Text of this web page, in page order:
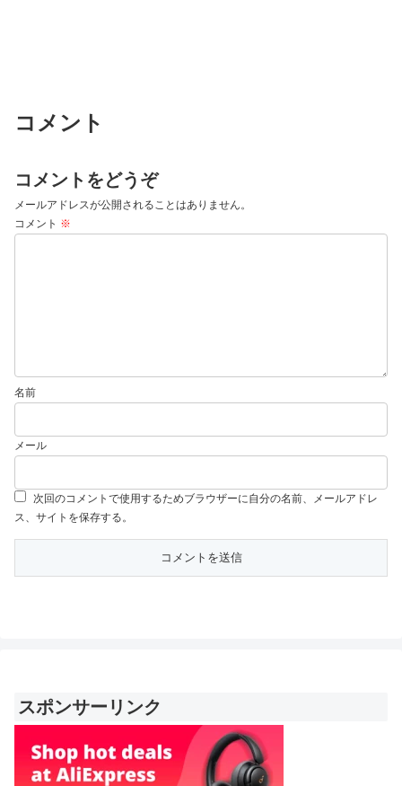
コメント
コメントをどうぞ
メールアドレスが公開されることはありません。
コメント ※
名前
メール
次回のコメントで使用するためブラウザーに自分の名前、メールアドレ
ス、サイトを保存する。
スポンサーリンク